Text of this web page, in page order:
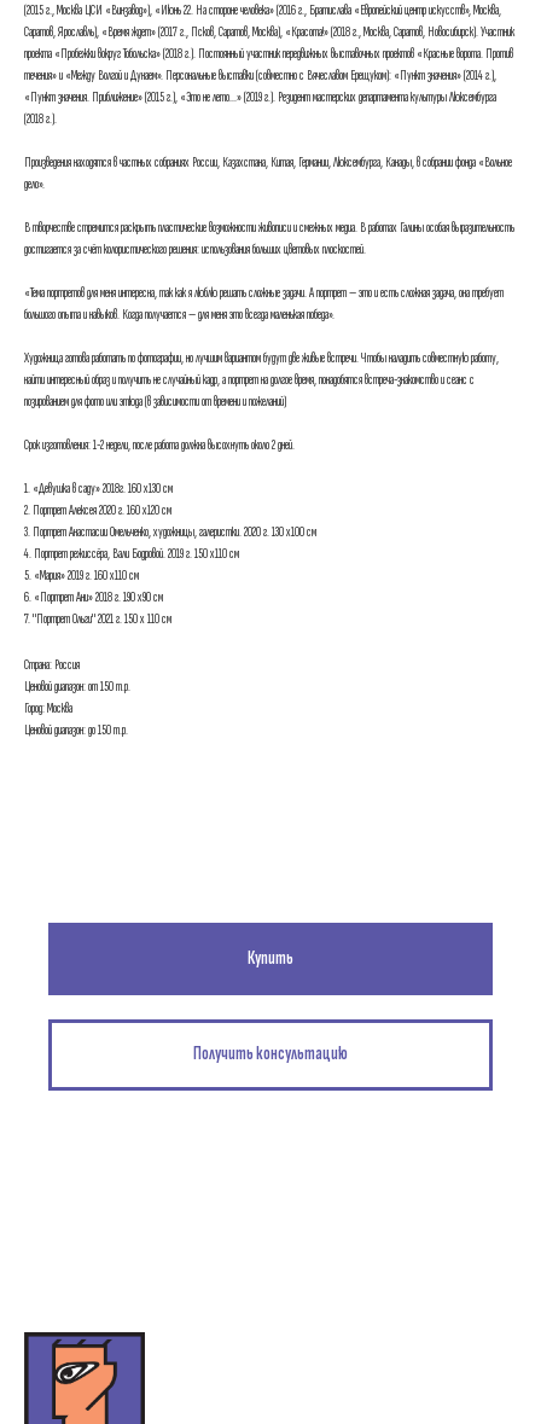
(2015 г., Москва ЦСИ «Винзавод»), «Июнь 22. На стороне человека» (2016 г., Братислава «Европейский центр искусств», Москва,
Саратов, Ярославль), «Время ждет» (2017 г., Псков, Саратов, Москва), «Красота!» (2018 г., Москва, Саратов, Новосибирск). Участник
проекта «Пробежки вокруг Тобольска» (2018 г.). Постоянный участник передвижных выставочных проектов «Красные ворота. Против
течения» и «Между Волгой и Дунаем». Персональные выставки (совместно с Вячеславом Ерещуком): «Пункт значения» (2014 г.),
«Пункт значения. Приближение» (2015 г.), «Это не лето...» (2019 г.). Резидент мастерских департамента культуры Люксембурга
(2018 г.).
Произведения находятся в частных собраниях России, Казахстана, Китая, Германии, Люксембурга, Канады, в собрании фонда «Вольное
дело».
В творчестве стремится раскрыть пластические возможности живописи и смежных медиа. В работах Галины особая выразительность
достигается за счёт колористического решения: использования больших цветовых плоскостей.
«Тема портретов для меня интересна, так как я люблю решать сложные задачи. А портрет — это и есть сложная задача, она требует
большого опыта и навыков. Когда получается — для меня это всегда маленькая победа».
Художница готова работать по фотографии, но лучшим вариантом будут две живые встречи. Чтобы наладить совместную работу,
найти интересный образ и получить не случайный кадр, а портрет на долгое время, понадобятся встреча-знакомство и сеанс с
позированием для фото или этюда (в зависимости от времени и пожеланий)
Срок изготовления: 1-2 недели, после работа должна высохнуть около 2 дней.
1. «Девушка в саду» 2018г. 160 х130 см
2. Портрет Алексея 2020 г. 160 х120 см
3. Портрет Анастасии Омельченко, художницы, галеристки. 2020 г. 130 х100 см
4. Портрет режиссёра, Вали Бодровой. 2019 г. 150 х110 см
5. «Мария» 2019 г. 160 х110 см
6. «Портрет Ани» 2018 г. 190 х90 см
7. "Портрет Ольги" 2021 г. 150 х 110 см
Страна: Россия
Ценовой диапазон: от 150 т.р.
Город: Москва
Ценовой диапазон: до 150 т.р.
Купить
Получить консультацию